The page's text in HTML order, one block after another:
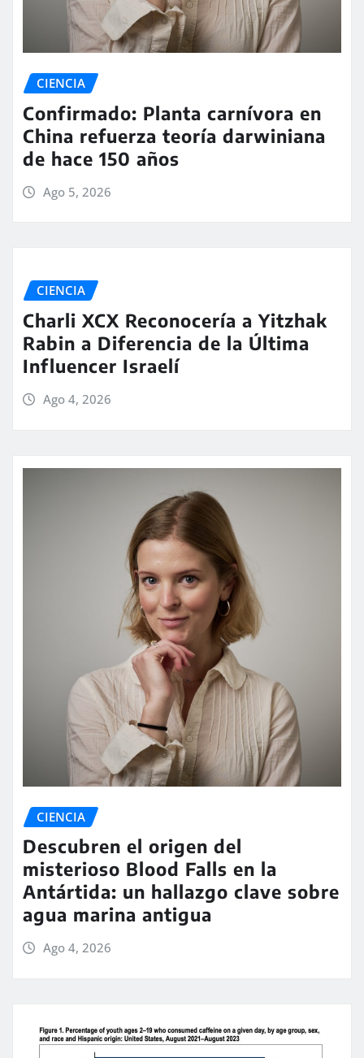
CIENCIA
Confirmado: Planta carnívora en
China refuerza teoría darwiniana
de hace 150 años
Ago 5, 2026
CIENCIA
Charli XCX Reconocería a Yitzhak
Rabin a Diferencia de la Última
Influencer Israelí
Ago 4, 2026
CIENCIA
Descubren el origen del
misterioso Blood Falls en la
Antártida: un hallazgo clave sobre
agua marina antigua
Ago 4, 2026